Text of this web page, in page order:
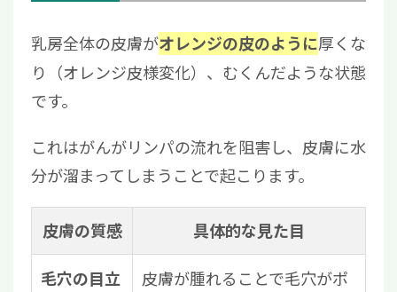
乳房全体の皮膚がオレンジの皮のように厚くな
り（オレンジ皮様変化）、むくんだような状態
です。
これはがんがリンパの流れを阻害し、皮膚に水
分が溜まってしまうことで起こります。
皮膚の質感 具体的な見た目
毛穴の目立
皮膚が腫れることで毛穴がポ